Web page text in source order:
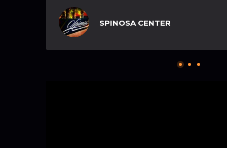
SPINOSA CENTER